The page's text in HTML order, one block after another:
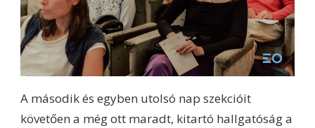
A második és egyben utolsó nap szekcióit
követően a még ott maradt, kitartó hallgatóság a